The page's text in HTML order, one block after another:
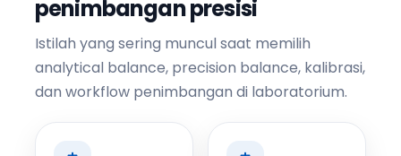
penimbangan presisi
Istilah yang sering muncul saat memilih
analytical balance, precision balance, kalibrasi,
dan workflow penimbangan di laboratorium.